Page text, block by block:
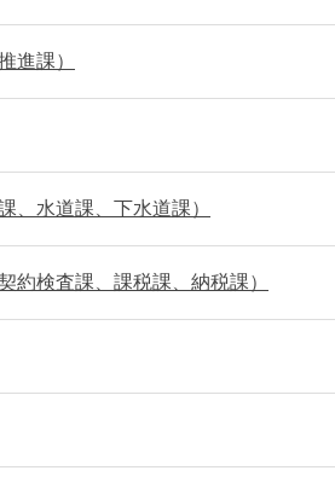
進課）
、水道課、下水道課）
約検査課、課税課、納税課）